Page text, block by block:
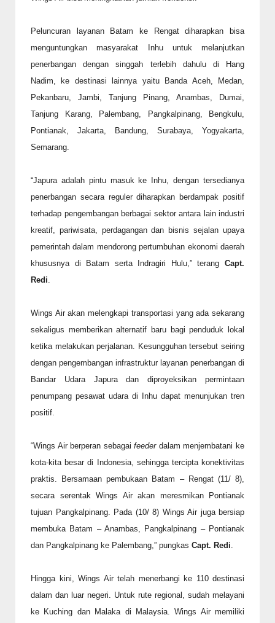
Peluncuran layanan Batam ke Rengat diharapkan bisa
menguntungkan masyarakat Inhu untuk melanjutkan
penerbangan dengan singgah terlebih dahulu di Hang
Nadim, ke destinasi lainnya yaitu Banda Aceh, Medan,
Pekanbaru, Jambi, Tanjung Pinang, Anambas, Dumai,
Tanjung Karang, Palembang, Pangkalpinang, Bengkulu,
Pontianak, Jakarta, Bandung, Surabaya, Yogyakarta,
Semarang.
“Japura adalah pintu masuk ke Inhu, dengan tersedianya
penerbangan secara reguler diharapkan berdampak positif
terhadap pengembangan berbagai sektor antara lain industri
kreatif, pariwisata, perdagangan dan bisnis sejalan upaya
pemerintah dalam mendorong pertumbuhan ekonomi daerah
khususnya di Batam serta Indragiri Hulu,” terang Capt.
Redi.
Wings Air akan melengkapi transportasi yang ada sekarang
sekaligus memberikan alternatif baru bagi penduduk lokal
ketika melakukan perjalanan. Kesungguhan tersebut seiring
dengan pengembangan infrastruktur layanan penerbangan di
Bandar Udara Japura dan diproyeksikan permintaan
penumpang pesawat udara di Inhu dapat menunjukan tren
positif.
“Wings Air berperan sebagaifeederdalam menjembatani ke
kota-kita besar di Indonesia, sehingga tercipta konektivitas
praktis. Bersamaan pembukaan Batam – Rengat (11/ 8),
secara serentak Wings Air akan meresmikan Pontianak
tujuan Pangkalpinang. Pada (10/ 8) Wings Air juga bersiap
membuka Batam – Anambas, Pangkalpinang – Pontianak
dan Pangkalpinang ke Palembang,” pungkas Capt. Redi.
Hingga kini, Wings Air telah menerbangi ke 110 destinasi
dalam dan luar negeri. Untuk rute regional, sudah melayani
ke Kuching dan Malaka di Malaysia. Wings Air memiliki